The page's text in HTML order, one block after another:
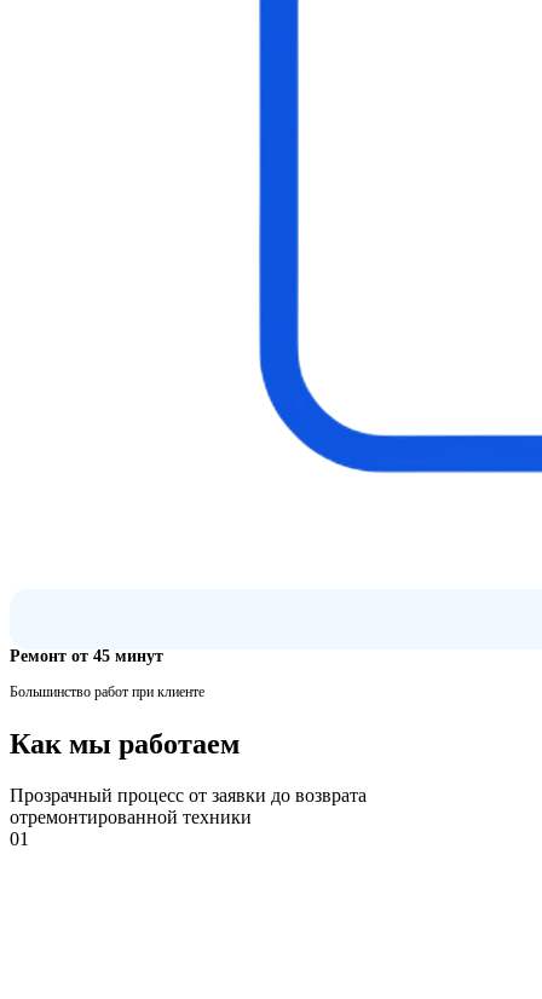
Ремонт от 45 минут
Большинство работ при клиенте
Как мы работаем
Прозрачный процесс от заявки до возврата
отремонтированной техники
01